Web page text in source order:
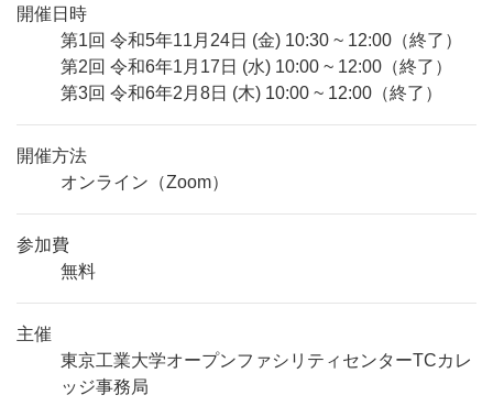
開催日時
第1回 令和5年11月24日 (金) 10:30 ~ 12:00（終了）
第2回 令和6年1月17日 (水) 10:00 ~ 12:00（終了）
第3回 令和6年2月8日 (木) 10:00 ~ 12:00（終了）
開催方法
オンライン（Zoom）
参加費
無料
主催
東京工業大学オープンファシリティセンターTCカレ
ッジ事務局